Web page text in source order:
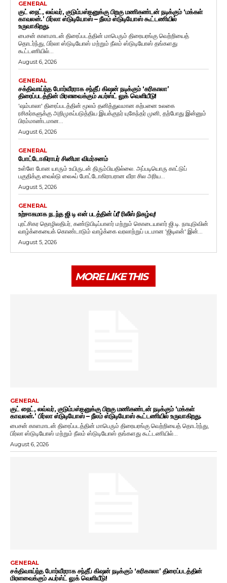
GENERAL
குட் நைட், லவ்வர், குடும்பஸ்தனுக்கு பிறகு மணிகண்டன் நடிக்கும் ‘மக்கள்
காவலன்.’ பிர்லா ஸ்டுடியோஸ் – நீலம் ஸ்டுடியோஸ் கூட்டணியில்
உருவாகிறது.
பைசன் காளமாடன் திரைப்படத்தின் மாபெரும் திரையரங்கு வெற்றியைத்
தொடர்ந்து, பிர்லா ஸ்டுடியோஸ் மற்றும் நீலம் ஸ்டுடியோஸ் தங்களது
கூட்டணியில்...
August 6, 2026
GENERAL
சக்திவாய்ந்த போர்வீரராக சந்தீப் கிஷன் நடிக்கும் ‘கரிகாலா’
திரைப்படத்தின் மிரளவைக்கும் ஃபர்ஸ்ட் லுக் வெளியீடு!
'ஷம்பாலா' திரைப்படத்தின் மூலம் தனித்துவமான கற்பனை உலகை
ரசிகர்களுக்கு அறிமுகப்படுத்திய இயக்குநர் யுகேந்தர் முனி, தற்போது இன்னும்
பிரம்மாண்டமான...
August 6, 2026
GENERAL
போட்டோகிராபர் சினிமா விமர்சனம்
உள்ளே போன யாரும் உயிருடன் திரும்பியதில்லை. அப்படியொரு காட்டுப்
பகுதிக்கு வைல்டு லைஃப் போட்டோகிராபரான வீரா சில அரிய...
August 5, 2026
GENERAL
உற்சாகமாக நடந்த ஜி டி என் படத்தின் ப்ரீ ரிலீஸ் நிகழ்வு!
புரட்சிகர தொழிலதிபர், கண்டுபிடிப்பாளர் மற்றும் கொடையாளர் ஜி.டி. நாயுடுவின்
வாழ்க்கையைக் கொண்டாடும் வாழ்க்கை வரலாற்றுப் படமான 'ஜிடிஎன்' இன்...
August 5, 2026
MORE LIKE THIS
GENERAL
குட் நைட், லவ்வர், குடும்பஸ்தனுக்கு பிறகு மணிகண்டன் நடிக்கும் ‘மக்கள்
காவலன்.’ பிர்லா ஸ்டுடியோஸ் – நீலம் ஸ்டுடியோஸ் கூட்டணியில் உருவாகிறது.
பைசன் காளமாடன் திரைப்படத்தின் மாபெரும் திரையரங்கு வெற்றியைத் தொடர்ந்து,
பிர்லா ஸ்டுடியோஸ் மற்றும் நீலம் ஸ்டுடியோஸ் தங்களது கூட்டணியில்...
August 6, 2026
GENERAL
சக்திவாய்ந்த போர்வீரராக சந்தீப் கிஷன் நடிக்கும் ‘கரிகாலா’ திரைப்படத்தின்
மிரளவைக்கும் ஃபர்ஸ்ட் லுக் வெளியீடு!